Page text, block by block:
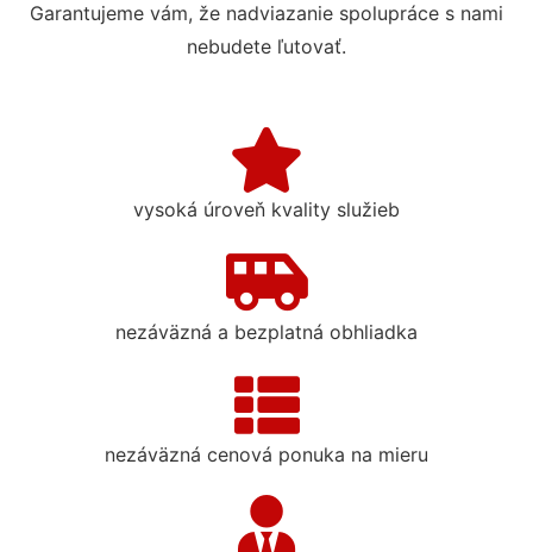
Garantujeme vám, že nadviazanie spolupráce s nami
nebudete ľutovať.
vysoká úroveň kvality služieb
nezáväzná a bezplatná obhliadka
nezáväzná cenová ponuka na mieru